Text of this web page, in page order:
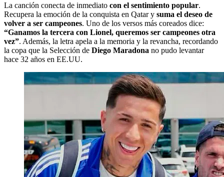
La canción conecta de inmediato con el sentimiento popular.
Recupera la emoción de la conquista en Qatar y suma el deseo de
volver a ser campeones. Uno de los versos más coreados dice:
“Ganamos la tercera con Lionel, queremos ser campeones otra
vez”. Además, la letra apela a la memoria y la revancha, recordando
la copa que la Selección de Diego Maradona no pudo levantar
hace 32 años en EE.UU.